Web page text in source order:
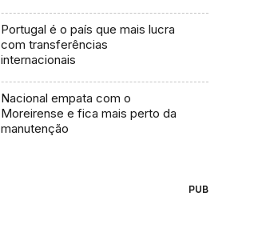
Portugal é o país que mais lucra
com transferências
internacionais
Nacional empata com o
Moreirense e fica mais perto da
manutenção
PUB